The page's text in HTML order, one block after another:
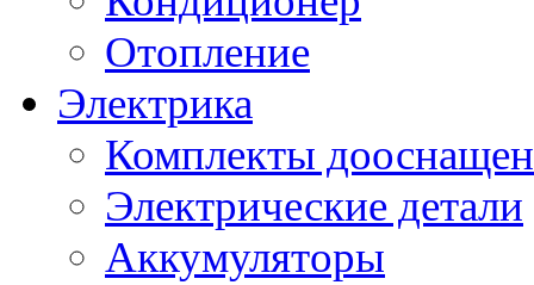
Отопление
Электрика
Комплекты
Электрические детали
Аккумуляторы